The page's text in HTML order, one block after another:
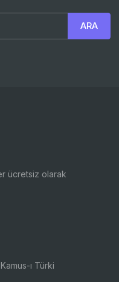
ücretsiz olarak
Kamus-ı Türki